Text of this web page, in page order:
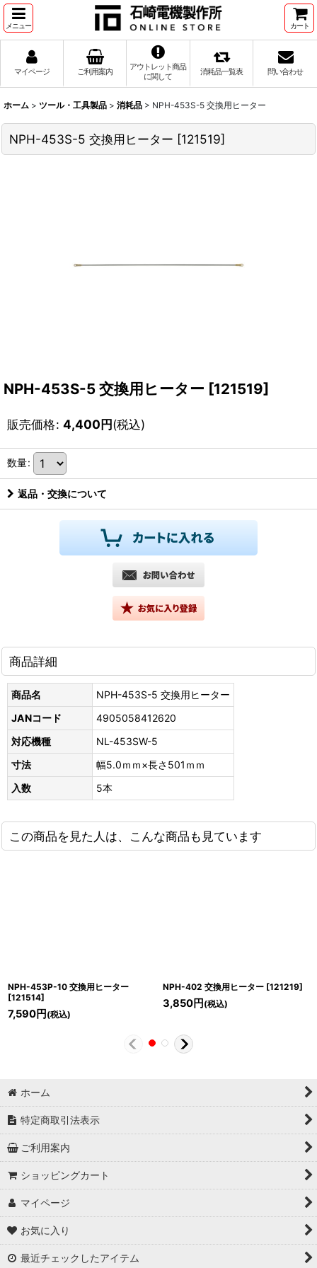
メニュー カート
マイページ ご利用案内
アウトレット商品
に関して
消耗品一覧表 問い合わせ
ホーム > ツール・工具製品 > 消耗品 > NPH-453S-5 交換用ヒーター
NPH-453S-5 交換用ヒーター [121519]
NPH-453S-5 交換用ヒーター [121519]
販売価格: 4,400円(税込)
数量:
返品・交換について
商品詳細
商品名
NPH-453S-5 交換用ヒーター
JANコード
4905058412620
対応機種
NL-453SW-5
寸法
幅5.0ｍｍ×長さ501ｍｍ
入数
5本
この商品を見た人は、こんな商品も見ています
NPH-453P-10 交換用ヒーター
[121514]
7,590円 (税込)
NPH-402 交換用ヒーター [121219]
3,850円 (税込)
ホーム
特定商取引法表示
ご利用案内
ショッピングカート
マイページ
お気に入り
最近チェックしたアイテム